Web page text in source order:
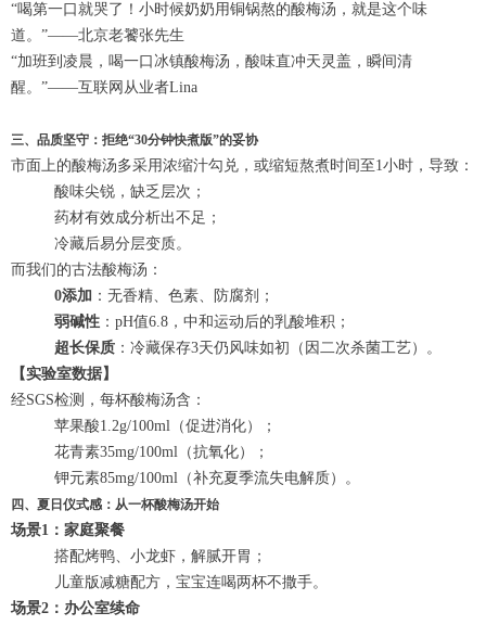
“喝第一口就哭了！小时候奶奶用铜锅熬的酸梅汤，就是这个味
道。”——北京老饕张先生
“加班到凌晨，喝一口冰镇酸梅汤，酸味直冲天灵盖，瞬间清
醒。”——互联网从业者Lina
三、品质坚守：拒绝“30分钟快煮版”的妥协
市面上的酸梅汤多采用浓缩汁勾兑，或缩短熬煮时间至1小时，导致：
酸味尖锐，缺乏层次；
药材有效成分析出不足；
冷藏后易分层变质。
而我们的古法酸梅汤：
0添加 ：无香精、色素、防腐剂；
弱碱性 ：pH值6.8，中和运动后的乳酸堆积；
超长保质 ：冷藏保存3天仍风味如初（因二次杀菌工艺）。
【实验室数据】
经SGS检测，每杯酸梅汤含：
苹果酸1.2g/100ml（促进消化）；
花青素35mg/100ml（抗氧化）；
钾元素85mg/100ml（补充夏季流失电解质）。
四、夏日仪式感：从一杯酸梅汤开始
场景1：家庭聚餐
搭配烤鸭、小龙虾，解腻开胃；
儿童版减糖配方，宝宝连喝两杯不撒手。
场景2：办公室续命